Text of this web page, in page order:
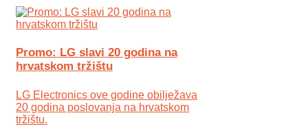
Promo: LG slavi 20 godina na
hrvatskom tržištu
LG Electronics ove godine obilježava
20 godina poslovanja na hrvatskom
tržištu.